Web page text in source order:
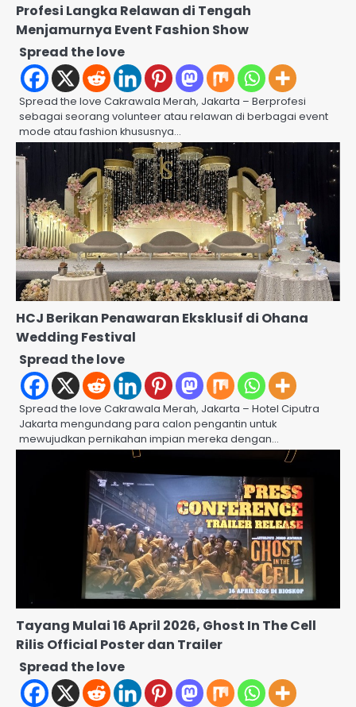
Profesi Langka Relawan di Tengah
Menjamurnya Event Fashion Show
Spread the love
Spread the love Cakrawala Merah, Jakarta – Berprofesi
sebagai seorang volunteer atau relawan di berbagai event
mode atau fashion khususnya…
HCJ Berikan Penawaran Eksklusif di Ohana
Wedding Festival
Spread the love
Spread the love Cakrawala Merah, Jakarta – Hotel Ciputra
Jakarta mengundang para calon pengantin untuk
mewujudkan pernikahan impian mereka dengan…
Tayang Mulai 16 April 2026, Ghost In The Cell
Rilis Official Poster dan Trailer
Spread the love